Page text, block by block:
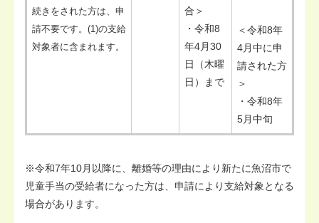
続きをされた方は、申
請不要です。(1)の支給
対象者に含まれます。
合＞
・令和8
年4月30
日（木曜
日）まで
＜令和8年
4月中に申
請された方
＞
・令和8年
5月中旬
※令和7年10月以降に、離婚等の理由により新たに魚沼市で
児童手当の受給者になった方は、申請により支給対象となる
場合があります。